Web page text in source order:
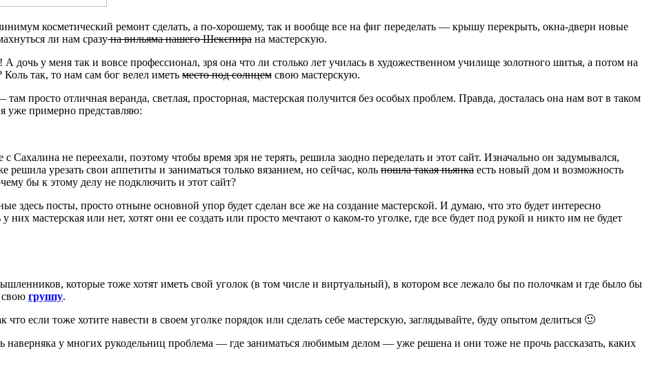
косметический ремонт сделать, а по-хорошему, так и вообще все на фиг переделать — крышу перекрыть, окна-двери новые
ли нам сразуна вильяма нашего Шекспира на мастерскую.
дочь у меня так и вовсе профессионал, зря она что ли столько лет училась в художественном училище золотного шитья, а потом на
так, то нам сам бог велел иметь место под солнцем свою мастерскую.
просто отличная веранда, светлая, просторная, мастерская получится без особых проблем. Правда, досталась она нам вот в таком
я уже примерно представляю:
Сахалина не переехали, поэтому чтобы время зря не терять, решила заодно переделать и этот сайт. Изначально он задумывался,
решила урезать свои аппетиты и заниматься только вязанием, но сейчас, коль пошла такая пьянка есть новый дом и возможность
бы к этому делу не подключить и этот сайт?
здесь посты, просто отныне основной упор будет сделан все же на создание мастерской. И думаю, что это будет интересно
них мастерская или нет, хотят они ее создать или просто мечтают о каком-то уголке, где все будет под рукой и никто им не будет
которые тоже хотят иметь свой уголок (в том числе и виртуальный), в котором все лежало бы по полочкам и где было бы
свою группу.
если тоже хотите навести в своем уголке порядок или сделать себе мастерскую, заглядывайте, буду опытом делиться 🙂
у многих рукодельниц проблема — где заниматься любимым делом — уже решена и они тоже не прочь рассказать, каких